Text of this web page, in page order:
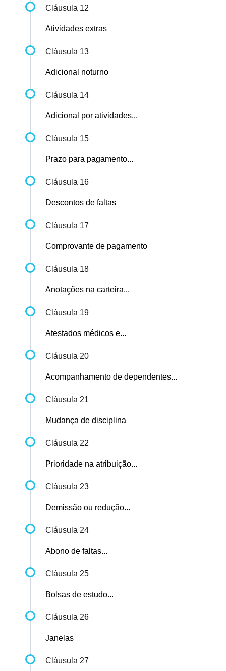
Cláusula 12
Atividades extras
Cláusula 13
Adicional noturno
Cláusula 14
Adicional por atividades...
Cláusula 15
Prazo para pagamento...
Cláusula 16
Descontos de faltas
Cláusula 17
Comprovante de pagamento
Cláusula 18
Anotações na carteira...
Cláusula 19
Atestados médicos e...
Cláusula 20
Acompanhamento de dependentes...
Cláusula 21
Mudança de disciplina
Cláusula 22
Prioridade na atribuição...
Cláusula 23
Demissão ou redução...
Cláusula 24
Abono de faltas...
Cláusula 25
Bolsas de estudo...
Cláusula 26
Janelas
Cláusula 27